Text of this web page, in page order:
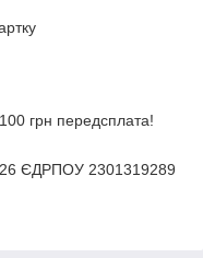
грн передсплата!
ЄДРПОУ 2301319289